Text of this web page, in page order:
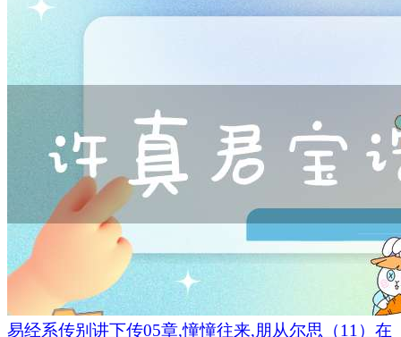
易经系传别讲下传05章,憧憧往来,朋从尔思（11）在